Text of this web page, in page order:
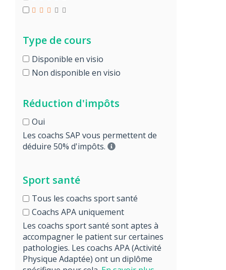
Type de cours
Disponible en visio
Non disponible en visio
Réduction d'impôts
Oui
Les coachs SAP vous permettent de
déduire 50% d'impôts.
Sport santé
Tous les coachs sport santé
Coachs APA uniquement
Les coachs sport santé sont aptes à
accompagner le patient sur certaines
pathologies. Les coachs APA (Activité
Physique Adaptée) ont un diplôme